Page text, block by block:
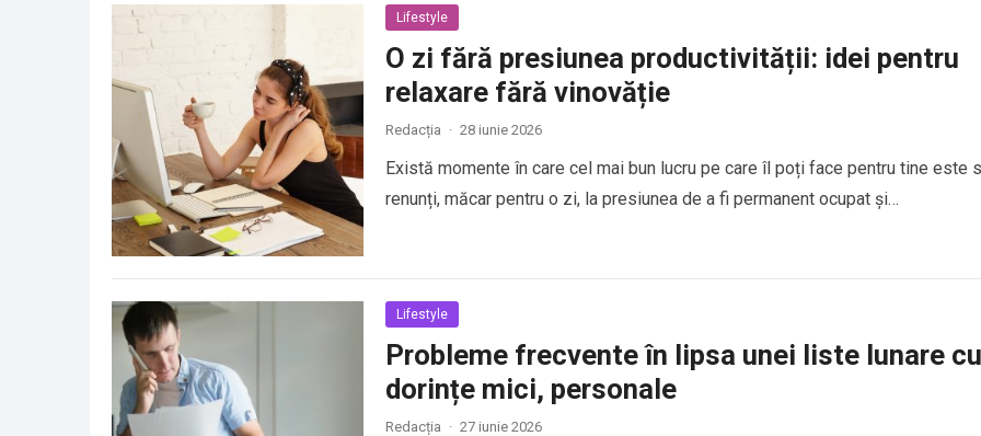
Lifestyle
O zi fără presiunea productivității: idei pentru
relaxare fără vinovăție
Redacția · 28 iunie 2026
Există momente în care cel mai bun lucru pe care îl poți face pentru tine este
renunți, măcar pentru o zi, la presiunea de a fi permanent ocupat și…
Lifestyle
Probleme frecvente în lipsa unei liste lunare cu
dorințe mici, personale
Redacția · 27 iunie 2026